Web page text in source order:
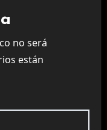
no será
están